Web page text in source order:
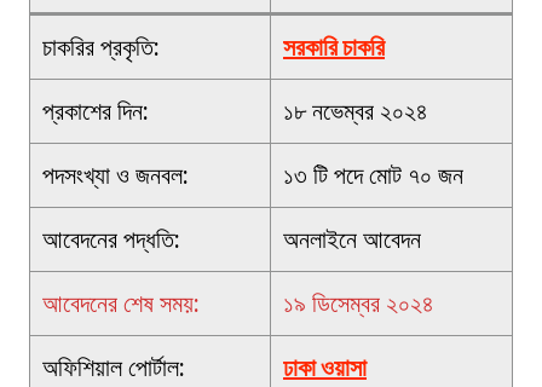
চাকরির প্রকৃতি:
সরকারি চাকরি
প্রকাশের দিন:
১৮ নভেম্বর ২০২৪
পদসংখ্যা ও জনবল:
১৩ টি পদে মোট ৭০ জন
আবেদনের পদ্ধতি:
অনলাইনে আবেদন
আবেদনের শেষ সময়:
১৯ ডিসেম্বর ২০২৪
অফিশিয়াল পোর্টাল:
ঢাকা ওয়াসা